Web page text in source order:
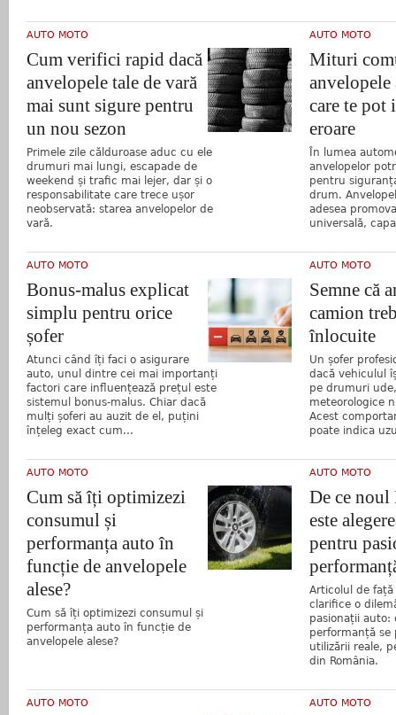
AUTO MOTO
Cum verifici rapid dacă
anvelopele tale de vară
mai sunt sigure pentru
un nou sezon
Primele zile călduroase aduc cu ele
drumuri mai lungi, escapade de
weekend și trafic mai lejer, dar și o
responsabilitate care trece ușor
neobservată: starea anvelopelor de
vară.
AUTO MOTO
Mituri
anvelopele
care te pot
eroare
În lumea
anvelopelor
pentru
drum.
adesea
universală,
AUTO MOTO
Bonus-malus explicat
simplu pentru orice
șofer
Atunci când îți faci o asigurare
auto, unul dintre cei mai importanți
factori care influențează prețul este
sistemul bonus-malus. Chiar dacă
mulți șoferi au auzit de el, puțini
înțeleg exact cum...
AUTO MOTO
Semne că
camion
înlocuite
Un șofer
dacă vehiculul
pe drumuri
meteorologice
Acest
poate indica
AUTO MOTO
Cum să îți optimizezi
consumul și
performanța auto în
funcție de anvelopele
alese?
Cum să îți optimizezi consumul și
performanța auto în funcție de
anvelopele alese?
AUTO MOTO
De ce noul
este
pentru
Articolul de
clarifice o
pasionații auto:
performanță se
utilizării reale,
din România.
AUTO MOTO AUTO MOTO